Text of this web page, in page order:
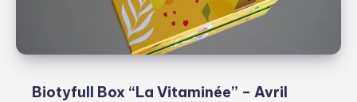
Biotyfull Box “La Vitaminée” – Avril